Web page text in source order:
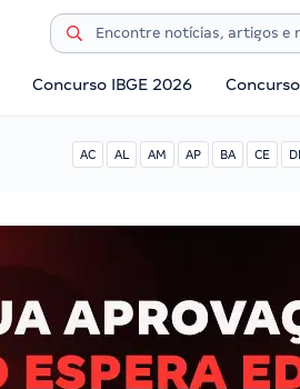
Concurso IBGE 2026
AC AL AM AP BA CE